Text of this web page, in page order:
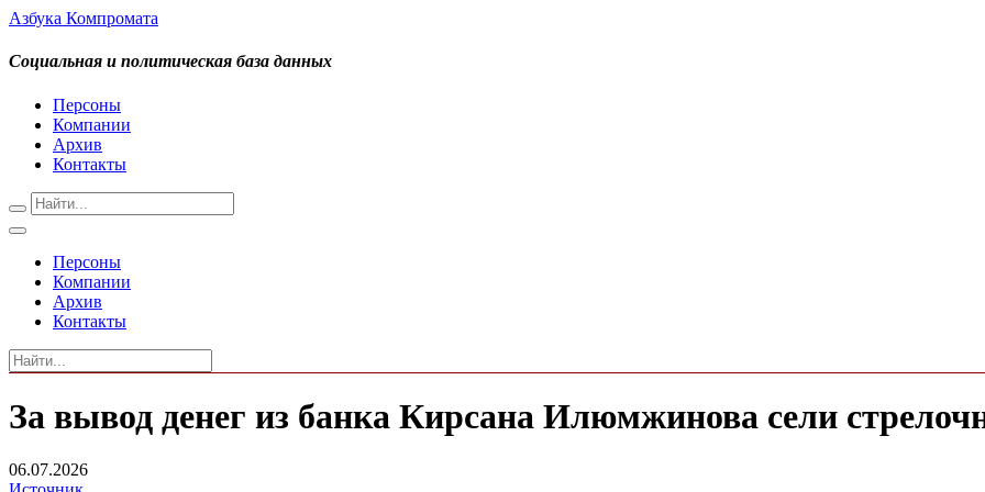
Азбука Компромата
Социальная и политическая база данных
Персоны
Компании
Архив
Контакты
Персоны
Компании
Архив
Контакты
За вывод денег из банка Кирсана Илюмжинова сели
06.07.2026